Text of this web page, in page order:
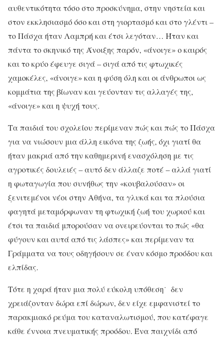
αυθεντικότητα τόσο στο προσκύνημα, στην νηστεία και
στον εκκλησιασμό όσο και στη γιορτασμό και στο γλέντι –
το Πάσχα ήταν Λαμπρή και έτσι λεγόταν… Ήταν και
πάντα το σκηνικό της Άνοιξης παρόν, «άνοιγε» ο καιρός
και το κρύο έφευγε σιγά – σιγά από τις φτωχικές
χαμοκέλες, «άνοιγε» και η φύση όλη και οι άνθρωποι ως
κομμάτια της βίωναν και γεύονταν τις αλλαγές της,
«άνοιγε» και η ψυχή τους.
Τα παιδιά του σχολείου περίμεναν πώς και πώς το Πάσχα
για να νιώσουν μια άλλη εικόνα της ζωής, όχι γιατί θα
ήταν μακριά από την καθημερινή ενασχόληση με τις
αγροτικές δουλειές – αυτό δεν άλλαζε ποτέ – αλλά γιατί
η φωταγωγία που συνήθως την «κουβαλούσαν» οι
ξενιτεμένοι νέοι στην Αθήνα, τα γλυκά και τα πλούσια
φαγητά μεταμόρφωναν τη φτωχική ζωή του χωριού και
έτσι τα παιδιά μπορούσαν να ονειρεύονται το πώς «θα
φύγουν και αυτά από τις λάσπες» και περίμεναν τα
Γράμματα να τους οδηγήσουν σε έναν κόσμο προόδου και
ελπίδας.
Τότε η χαρά ήταν μια πολύ εύκολη υπόθεση˙ δεν
χρειάζονταν δώρα επί δώρων, δεν είχε εμφανιστεί το
παρακμιακό ρεύμα του καταναλωτισμού, που κατέφαγε
κάθε έννοια πνευματικής προόδου. Ένα παιχνίδι από